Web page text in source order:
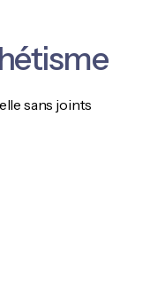
sans joints